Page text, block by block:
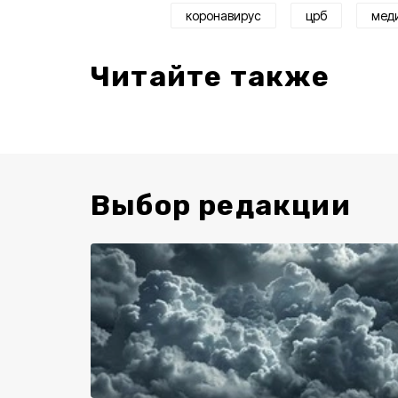
коронавирус црб
Читайте также
Выбор редакции